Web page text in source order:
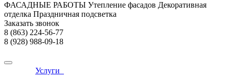
ФАСАДНЫЕ РАБОТЫ Утепление фасадов Декоративная
отделка Праздничная подсветка
Заказать звонок
8 (863) 224-56-77
8 (928) 988-09-18
Услуги